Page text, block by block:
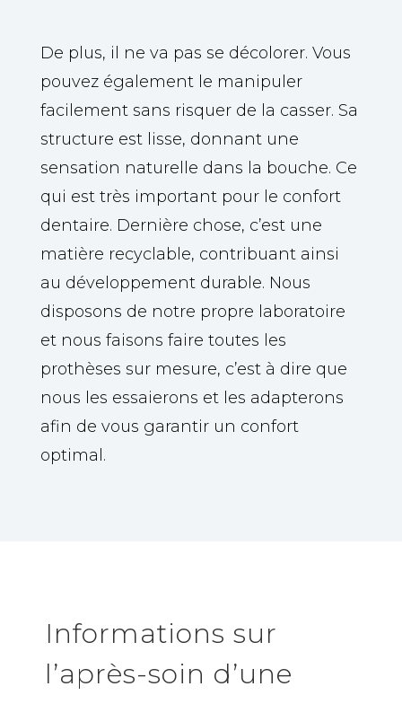
De plus, il ne va pas se décolorer. Vous
pouvez également le manipuler
facilement sans risquer de la casser. Sa
structure est lisse, donnant une
sensation naturelle dans la bouche. Ce
qui est très important pour le confort
dentaire. Dernière chose, c’est une
matière recyclable, contribuant ainsi
au développement durable. Nous
disposons de notre propre laboratoire
et nous faisons faire toutes les
prothèses sur mesure, c’est à dire que
nous les essaierons et les adapterons
afin de vous garantir un confort
optimal.
Informations sur
l’après-soin d’une